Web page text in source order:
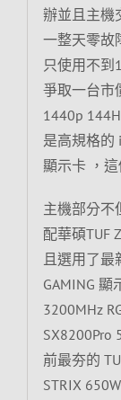
辦並且主機
一整天零故
只使用不到
爭取一台市
1440p
是高規格的
顯示卡 ，
主機部分不
配華碩TUF
且選用了最
GAMING 顯
3200MHz
SX8200Pro
前最夯的
STRIX